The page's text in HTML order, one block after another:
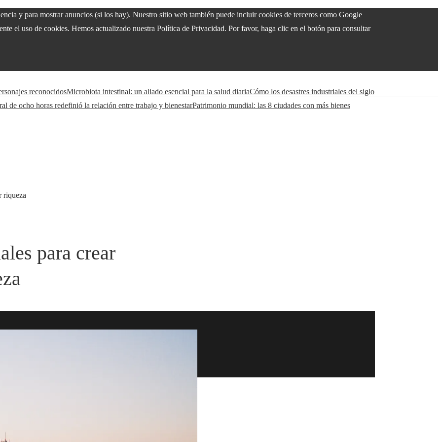
y para mostrar anuncios (si los hay). Nuestro sitio web también puede incluir cookies de terceros como Google
el uso de cookies. Hemos actualizado nuestra Política de Privacidad. Por favor, haga clic en el botón para consultar
reconocidosMicrobiota intestinal: un aliado esencial para la salud diariaCómo los desastres industriales del siglo
de ocho horas redefinió la relación entre trabajo y bienestarPatrimonio mundial: las 8 ciudades con más bienes
riqueza
para crear